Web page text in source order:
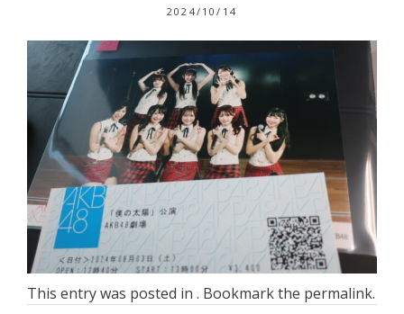
2024/10/14
This entry was posted in . Bookmark the permalink.